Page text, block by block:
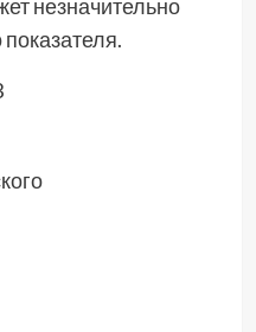
незначительно